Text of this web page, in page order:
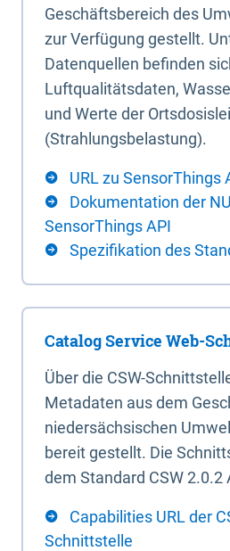
Geschäftsbereich des
zur Verfügung gestellt.
Datenquellen befinden
Luftqualitätsdaten,
und Werte der
(Strahlungsbelastung).
URL zu SensorThings
Dokumentation der
SensorThings API
Spezifikation des
Catalog Service Web-
Über die CSW-
Metadaten aus dem
niedersächsischen
bereit gestellt. Die
dem Standard CSW 2.0.2
Capabilities URL der
Schnittstelle